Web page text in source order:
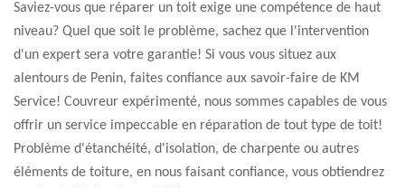
Saviez-vous que réparer un toit exige une compétence de haut
niveau? Quel que soit le problème, sachez que l'intervention
d'un expert sera votre garantie! Si vous vous situez aux
alentours de Penin, faites confiance aux savoir-faire de KM
Service! Couvreur expérimenté, nous sommes capables de vous
offrir un service impeccable en réparation de tout type de toit!
Problème d'étanchéité, d'isolation, de charpente ou autres
éléments de toiture, en nous faisant confiance, vous obtiendrez